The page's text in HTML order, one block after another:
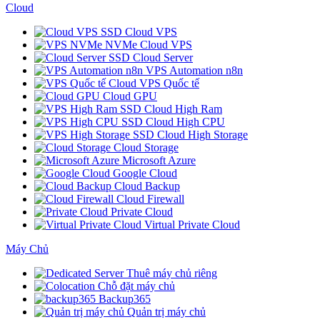
Cloud
SSD Cloud VPS
NVMe Cloud VPS
SSD Cloud Server
VPS Automation n8n
Cloud VPS Quốc tế
Cloud GPU
SSD Cloud High Ram
SSD Cloud High CPU
SSD Cloud High Storage
Cloud Storage
Microsoft Azure
Google Cloud
Cloud Backup
Cloud Firewall
Private Cloud
Virtual Private Cloud
Máy Chủ
Thuê máy chủ riêng
Chỗ đặt máy chủ
Backup365
Quản trị máy chủ